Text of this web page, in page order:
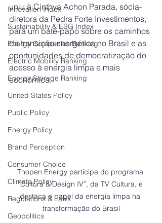
Innovation Index
Sustainability & ESG Index
Energy Companies Ranking
Electric Mobility Ranking
Energy Storage Ranking
United States Policy
Public Policy
Energy Policy
Brand Perception
Consumer Choice
Climate Policy
Regulations & Laws
Geopolitics
uniu à Cinthya Achon Parada, sócia-
diretora da Pedra Forte Investimentos,
para um bate-papo sobre os caminhos
da transição energética no Brasil e as
oportunidades de democratização do
acesso à energia limpa e mais
econômica.
Thopen Energy participa do programa
“Cultura & Design IV”, da TV Cultura, e
destaca o papel da energia limpa na
transformação do Brasil